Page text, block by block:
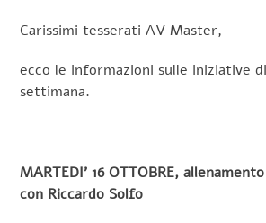
Carissimi tesserati AV Master,
ecco le informazioni sulle iniziative
settimana.
MARTEDI’ 16 OTTOBRE,
con Riccardo Solfo